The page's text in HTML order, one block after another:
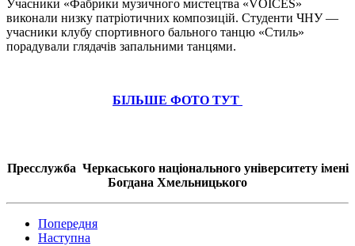
Учасники «Фабрики музичного мистецтва «VOICES»
виконали низку патріотичних композицій. Студенти ЧНУ —
учасники клубу спортивного бального танцю «Стиль»
порадували глядачів запальними танцями.
БІЛЬШЕ ФОТО ТУТ
Пресслужба Черкаського національного університету імені
Богдана Хмельницького
Попередня
Наступна